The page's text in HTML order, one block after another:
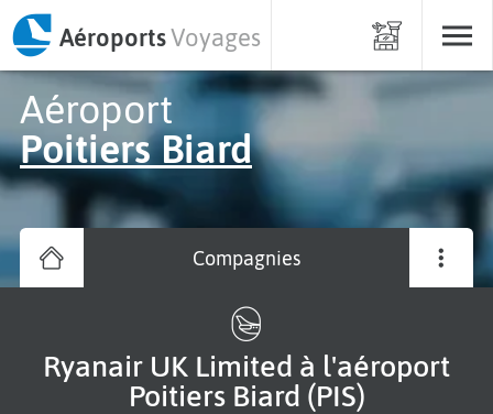
AéroportsVoyages
Aéroport
Poitiers Biard
Compagnies
Ryanair UK Limited à l'aéroport
Poitiers Biard (PIS)